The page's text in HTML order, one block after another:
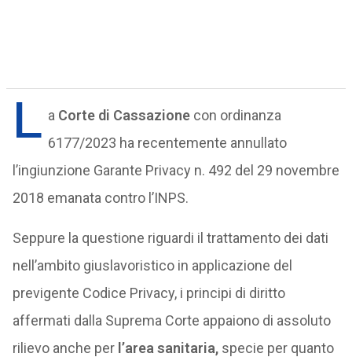
L a Corte di Cassazionecon ordinanza
6177/2023 ha recentemente annullato
l’ingiunzione Garante Privacy n. 492 del 29 novembre
2018 emanata contro l’INPS.
Seppure la questione riguardi il trattamento dei dati
nell’ambito giuslavoristico in applicazione del
previgente Codice Privacy, i principi di diritto
affermati dalla Suprema Corte appaiono di assoluto
rilievo anche per l’area sanitaria, specie per quanto